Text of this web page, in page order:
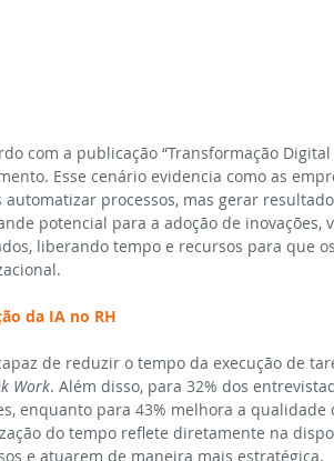
com a publicação “Transformação
Esse cenário evidencia como as
automatizar processos, mas gerar
potencial para a adoção de
liberando tempo e recursos para que
da IA no RH
de reduzir o tempo da execução de
Work. Além disso, para 32% dos
enquanto para 43% melhora a
do tempo reflete diretamente na
e atuarem de maneira mais estratégica.